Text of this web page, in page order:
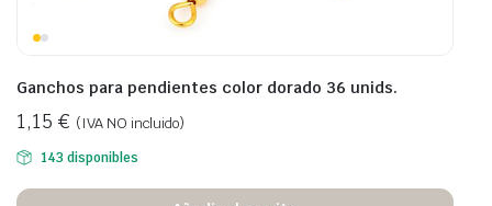
Ganchos para pendientes color dorado 36 unids.
1,15 € (IVA NO incluido)
143 disponibles